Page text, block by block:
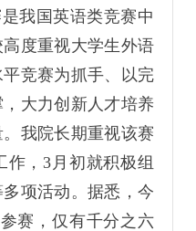
我国英语类竞赛中
度重视大学生外语
竞赛为抓手、以完
大力创新人才培养
我院长期重视该赛
作，3月初就积极组
项活动。据悉，今
赛，仅有千分之六